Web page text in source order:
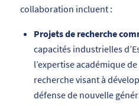
collaboration incluent :
Projets de recherche
capacités industrielles
l’expertise académique
recherche visant à
défense de nouvelle